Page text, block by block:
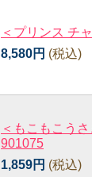
＜プリンス チ
8,580円 (税込)
＜もこもこう
901075
1,859円 (税込)